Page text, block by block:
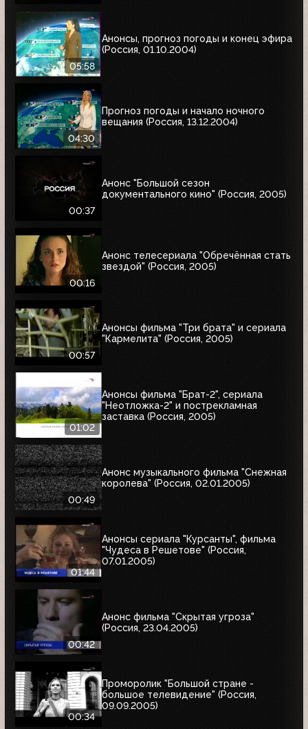
05:58
Анонсы, прогноз погоды и конец эфира
(Россия, 01.10.2004)
04:30
Прогноз погоды и начало ночного
вещания (Россия, 13.12.2004)
00:37
Анонс "Большой сезон
документального кино" (Россия, 2005)
00:16
Анонс телесериала "Обречённая стать
звездой" (Россия, 2005)
00:57
Анонсы фильма "Три брата" и сериала
"Кармелита" (Россия, 2005)
01:02
Анонсы фильма "Брат-2", сериала
"Неотложка-2" и пострекламная
заставка (Россия, 2005)
00:49
Анонс музыкального фильма "Снежная
королева" (Россия, 02.01.2005)
01:44
Анонсы сериала "Курсанты", фильма
"Чудеса в Решетове" (Россия,
07.01.2005)
00:42
Анонс фильма "Скрытая угроза"
(Россия, 23.04.2005)
00:34
Проморолик "Большой стране -
большое телевидение" (Россия,
09.09.2005)